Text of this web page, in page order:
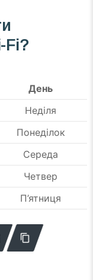
Fi?
День
Неділя
Понеділок
Середа
Четвер
П’ятниця